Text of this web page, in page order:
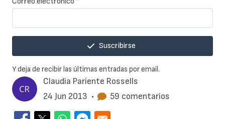
Claudia Pariente Rossells
24 Jun 2013 • 59 comentarios
Suscribirse
Y deja de recibir las últimas entradas por email.